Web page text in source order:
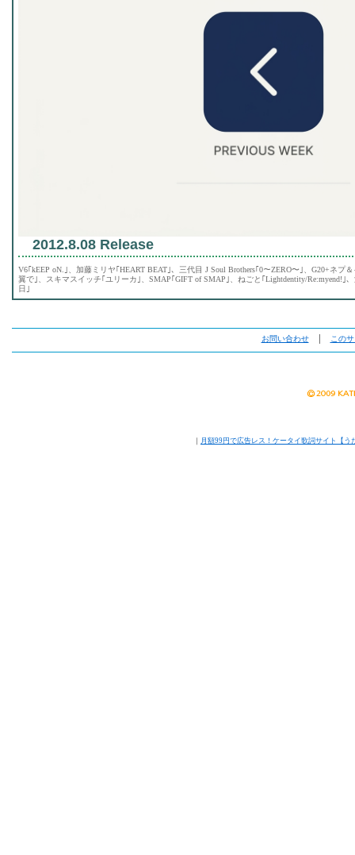
2012.8.08 Release
V6｢kEEP oN.｣、加藤ミリヤ｢HEART BEAT｣、三代目 J Soul Brothers｢0〜ZERO〜｣、G20+ネプ
翼で｣、スキマスイッチ｢ユリーカ｣、SMAP｢GIFT of SMAP｣、ねごと｢Lightdentity/Re:myend!｣
日｣
お問い合わせ│ この
｜ 月額99円で広告レス！ケータイ歌詞サイト【う